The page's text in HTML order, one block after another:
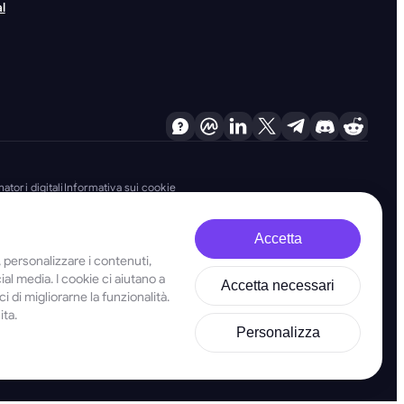
digitali Informativa sui cookie
fermamente impegnate nella lotta al riciclaggio di denaro, al
e finanziamento del terrorismo, nonché delle misure anti-
address at 28 Oktovriou, 339, TRILOGY EAST TOWER, 3rd floor,
devono essere utilizzati come base per prendere decisioni di
e utilizzando questo sito web e i nostri servizi, accetti di rispettare
personalizzare i contenuti,
media. I cookie ci aiutano a
di migliorarne la funzionalità.
Accetta
Accetta necessari
Personalizza